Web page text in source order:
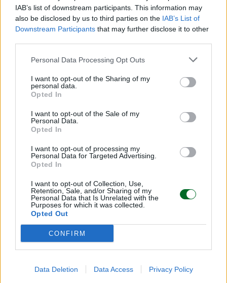
IAB’s list of downstream participants. This information may
also be disclosed by us to third parties on the IAB’s List of
Downstream Participants that may further disclose it to other
Personal Data Processing Opt Outs
I want to opt-out of the Sharing of my
personal data.
Opted In
I want to opt-out of the Sale of my
Personal Data.
Opted In
I want to opt-out of processing my
Personal Data for Targeted Advertising.
Opted In
I want to opt-out of Collection, Use,
Retention, Sale, and/or Sharing of my
Personal Data that Is Unrelated with the
Purposes for which it was collected.
Opted Out
CONFIRM
Data Deletion Data Access Privacy Policy
vogliono veder colare a picco le vendite"
Emanuela Meucci
Sfoglia Moneta
MULTIMEDIA
La puntata di Moneta tra le righe del 7
agosto 2026